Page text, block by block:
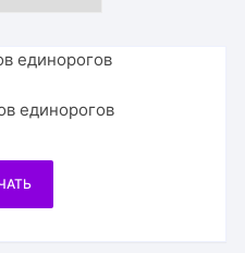
единорогов